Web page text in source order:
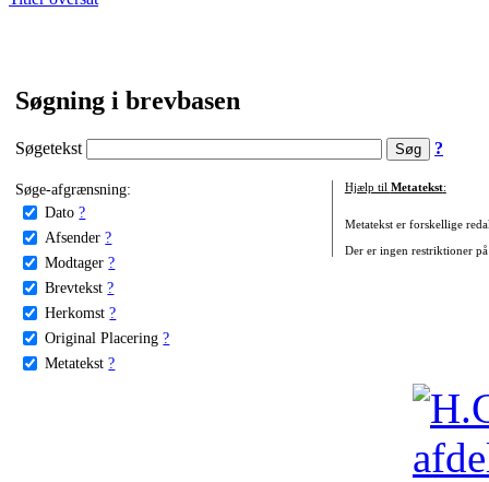
Søgning i brevbasen
Søgetekst ?
Søge-afgrænsning:
Dato ?
Afsender ?
Modtager ?
Brevtekst ?
Herkomst ?
Original Placering ?
Metatekst ?
Hjælp til Metatekst:
Metatekst er forskellige
Der er ingen restriktioner